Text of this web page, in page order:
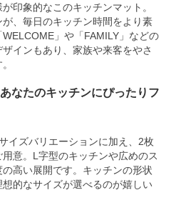
印象的なこのキッチンマット。
、毎日のキッチン時間をより素
」や「FAMILY」などの
インもあり、家族や来客をやさ
なたのキッチンにぴったりフ
イズバリエーションに加え、2枚
意。L字型のキッチンや広めのス
高い展開です。キッチンの形状
的なサイズが選べるのが嬉しい